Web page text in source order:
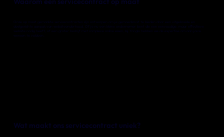
Onze op maat gemaakte servicecontracten zijn ontworpen om je gemoedsrust te bieden door een uitgebreide en
doelgerichte aanpak van websiteonderhoud. Of je nu een kleine ondernemer bent die een eenvoudige, maar effectieve
website nodig heeft, of een groter bedrijf met complexe online eisen, bij Yonglo hebben we de expertise om aan jouw
wensen te voldoen.
Wat maakt ons servicecontract uniek?